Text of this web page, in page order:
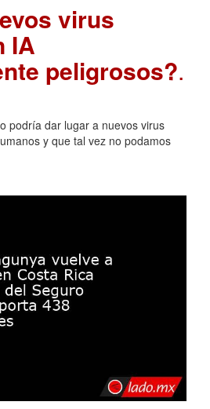
virus
IA
peligrosos?.
podría dar lugar a nuevos virus
y que tal vez no podamos